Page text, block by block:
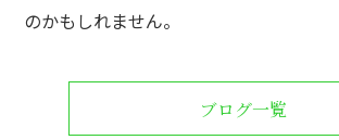
のかもしれません。
ブログ一覧